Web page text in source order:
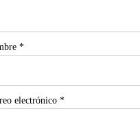
*
electrónico *